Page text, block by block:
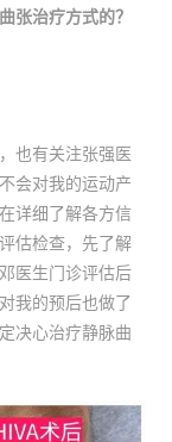
张治疗方式的？
也有关注张强医
会对我的运动产
详细了解各方信
估检查，先了解
医生门诊评估后
我的预后也做了
决心治疗静脉曲